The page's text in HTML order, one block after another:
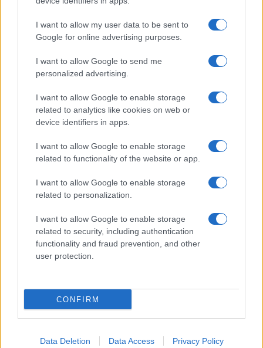
I want to allow my user data to be sent to
Google for online advertising purposes.
I want to allow Google to send me
personalized advertising.
I want to allow Google to enable storage
related to analytics like cookies on web or
device identifiers in apps.
I want to allow Google to enable storage
related to functionality of the website or app.
I want to allow Google to enable storage
related to personalization.
I want to allow Google to enable storage
related to security, including authentication
functionality and fraud prevention, and other
user protection.
CONFIRM
Data Deletion Data Access Privacy Policy
Notizie in tempo reale?
Entra nel canale telegram di
GalluraOggi.it
Inviaci le tue segnalazioni,
i tuoi video e le tue foto
Su WhatsApp al numero +39
Ricevi le nostre ultime news
Condividi l'articolo